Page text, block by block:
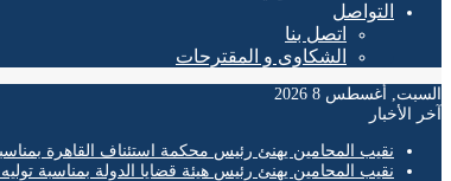
التواصل
اتصل بنا
الشكاوى و المقترحات
السبت, أغسطس 8 2026
آخر الأخبار
نقيب المحامين يهنئ رئيس محكمة استئناف القاهرة
نقيب المحامين يهنئ رئيس هيئة قضايا الدولة بمناسبة